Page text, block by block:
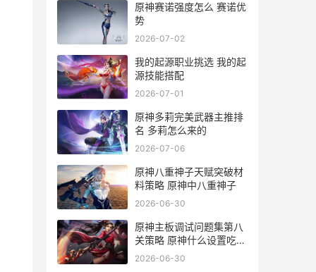
原神赛诺强度怎么 赛诺优
势
2026-07-02
我的起源职业挑选 我的起
源技能搭配
2026-07-01
原神多莉完美武器主推排
名 多莉怎么来的
2026-07-06
原神八重神子天赋突破材
料策略 原神中八重神子
2026-06-30
原神主板调试问题集第八
关策略 原神什么设置吃
cpu
2026-06-30